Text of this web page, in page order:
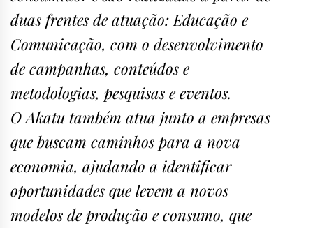
duas frentes de atuação: Educação e
Comunicação, com o desenvolvimento
de campanhas, conteúdos e
metodologias, pesquisas e eventos.
O Akatu também atua junto a empresas
que buscam caminhos para a nova
economia, ajudando a identificar
oportunidades que levem a novos
modelos de produção e consumo, que